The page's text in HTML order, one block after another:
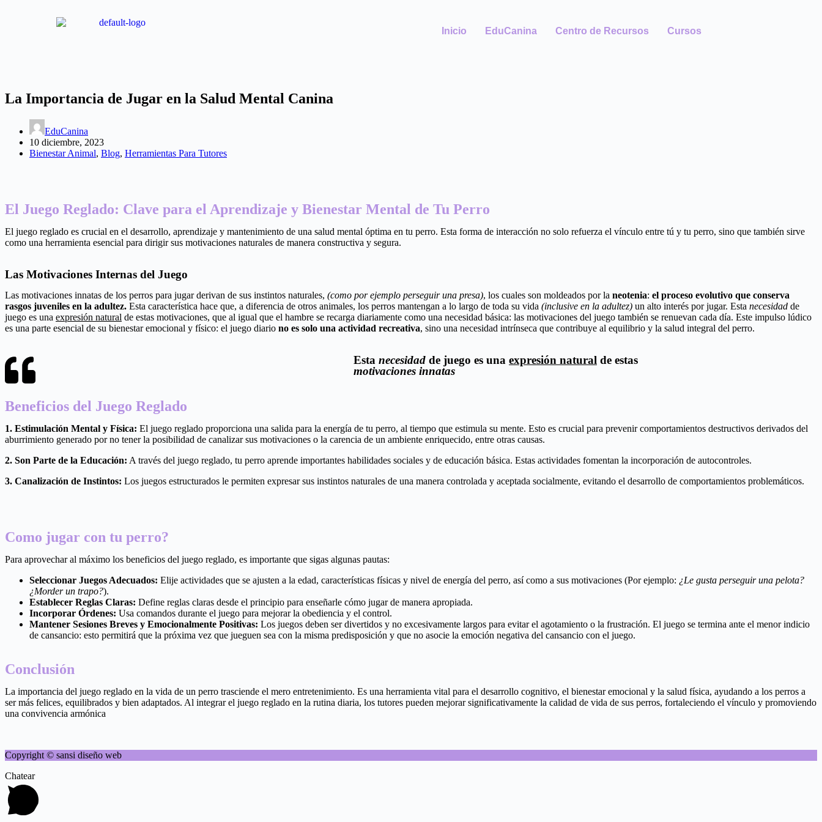
Inicio EduCanina Centro de Recursos Cursos
La Importancia de Jugar en la Salud Mental Canina
EduCanina
10 diciembre, 2023
Bienestar Animal, Blog, Herramientas Para Tutores
El Juego Reglado: Clave para el Aprendizaje y Bienestar Mental de Tu Perro
El juego reglado es crucial en el desarrollo, aprendizaje y mantenimiento de una salud mental óptima en tu perro. Esta forma de interacción no solo refuerza el vínculo entre tú y tu perro, sino que también sirve
como una herramienta esencial para dirigir sus motivaciones naturales de manera constructiva y segura.
Las Motivaciones Internas del Juego
Las motivaciones innatas de los perros para jugar derivan de sus instintos naturales, (como por ejemplo perseguir una presa), los cuales son moldeados por la neotenia: el proceso evolutivo que conserva
rasgos juveniles en la adultez. Esta característica hace que, a diferencia de otros animales, los perros mantengan a lo largo de toda su vida (inclusive en la adultez) un alto interés por jugar. Esta necesidad de
juego es una expresión natural de estas motivaciones, que al igual que el hambre se recarga diariamente como una necesidad básica: las motivaciones del juego también se renuevan cada día. Este impulso lúdico
es una parte esencial de su bienestar emocional y físico: el juego diario no es solo una actividad recreativa, sino una necesidad intrínseca que contribuye al equilibrio y la salud integral del perro.
Esta necesidad de juego es una expresión natural de estas
motivaciones innatas
Beneficios del Juego Reglado
1. Estimulación Mental y Física: El juego reglado proporciona una salida para la energía de tu perro, al tiempo que estimula su mente. Esto es crucial para prevenir comportamientos destructivos derivados del
aburrimiento generado por no tener la posibilidad de canalizar sus motivaciones o la carencia de un ambiente enriquecido, entre otras causas.
2. Son Parte de la Educación: A través del juego reglado, tu perro aprende importantes habilidades sociales y de educación básica. Estas actividades fomentan la incorporación de autocontroles.
3. Canalización de Instintos: Los juegos estructurados le permiten expresar sus instintos naturales de una manera controlada y aceptada socialmente, evitando el desarrollo de comportamientos problemáticos.
Como jugar con tu perro?
Para aprovechar al máximo los beneficios del juego reglado, es importante que sigas algunas pautas:
Seleccionar Juegos Adecuados: Elije actividades que se ajusten a la edad, características físicas y nivel de energía del perro, así como a sus motivaciones (Por ejemplo: ¿Le gusta perseguir una pelota?
¿Morder un trapo?).
Establecer Reglas Claras: Define reglas claras desde el principio para enseñarle cómo jugar de manera apropiada.
Incorporar Órdenes: Usa comandos durante el juego para mejorar la obediencia y el control.
Mantener Sesiones Breves y Emocionalmente Positivas: Los juegos deben ser divertidos y no excesivamente largos para evitar el agotamiento o la frustración. El juego se termina ante el menor indicio
de cansancio: esto permitirá que la próxima vez que jueguen sea con la misma predisposición y que no asocie la emoción negativa del cansancio con el juego.
Conclusión
La importancia del juego reglado en la vida de un perro trasciende el mero entretenimiento. Es una herramienta vital para el desarrollo cognitivo, el bienestar emocional y la salud física, ayudando a los perros a
ser más felices, equilibrados y bien adaptados. Al integrar el juego reglado en la rutina diaria, los tutores pueden mejorar significativamente la calidad de vida de sus perros, fortaleciendo el vínculo y promoviendo
una convivencia armónica
Copyright © sansi diseño web
Chatear